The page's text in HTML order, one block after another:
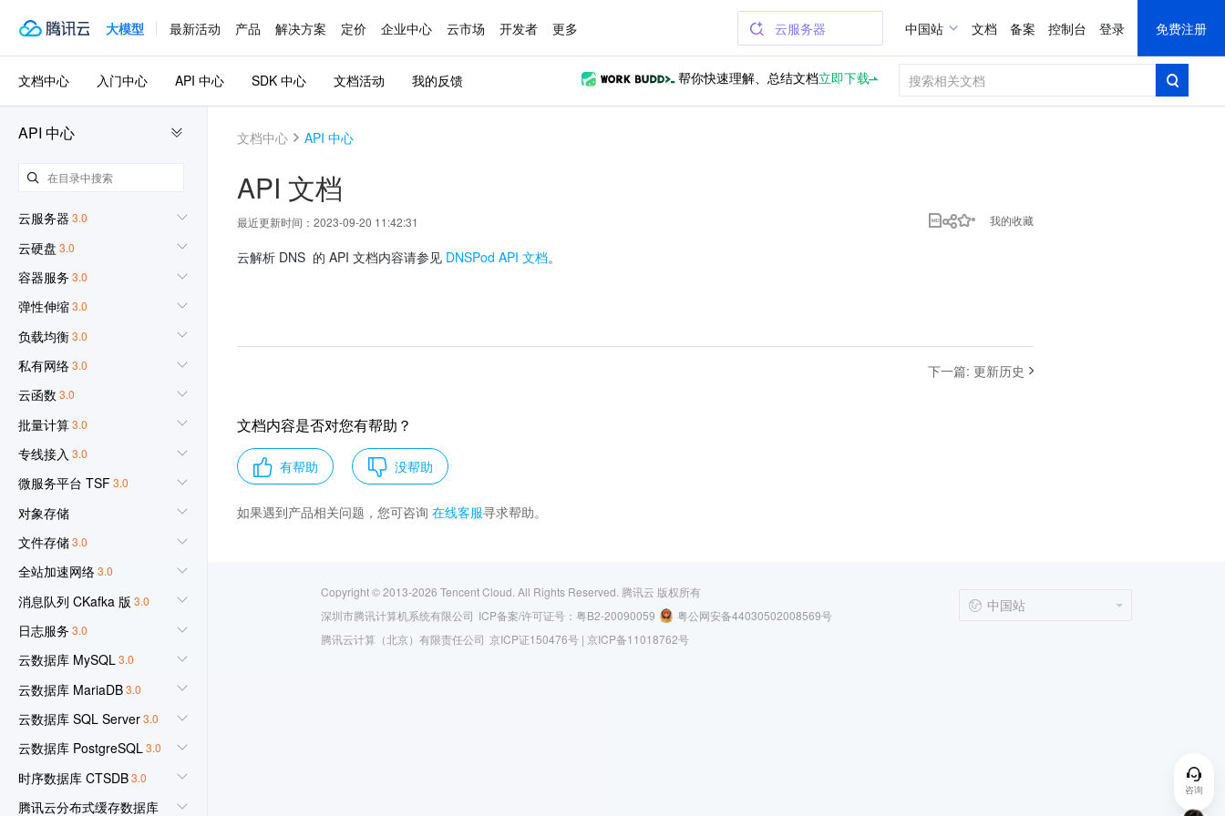
大模型 最新活动 产品 解决方案 定价 企业中心 云市场 开发者 更多 云服务器 中国站 文档 备案 控制台 登录 免费注册
API 中心
云服务器 3.0
云硬盘 3.0
容器服务 3.0
弹性伸缩3.0
负载均衡3.0
私有网络3.0
云函数 3.0
批量计算3.0
专线接入 3.0
微服务平台 TSF3.0
对象存储
文件存储3.0
全站加速网络3.0
消息队列 CKafka 版 3.0
日志服务 3.0
云数据库 MySQL3.0
云数据库 MariaDB3.0
云数据库 SQL Server3.0
云数据库 PostgreSQL3.0
时序数据库 CTSDB3.0
腾讯云分布式缓存数据库
文档中心 入门中心 API 中心 SDK 中心 文档活动 我的反馈 帮你快速理解、总结文档立即下载
文档中心 API 中心
API 文档
最近更新时间： 2023-09-20 11:42:31 我的收藏
云解析 DNS  的 API 文档内容请参见 DNSPod API 文档。
下一篇: 更新历史
文档内容是否对您有帮助？
有帮助 没帮助
如果遇到产品相关问题，您可咨询 在线客服寻求帮助。
Copyright © 2013-2026 Tencent Cloud. All Rights Reserved. 腾讯云 版权所有
深圳市腾讯计算机系统有限公司 ICP备案/许可证号： 粤B2-20090059
粤公网安备44030502008569号
腾讯云计算（北京）有限责任公司 京ICP证150476号 | 京ICP备11018762号
中国站
咨询